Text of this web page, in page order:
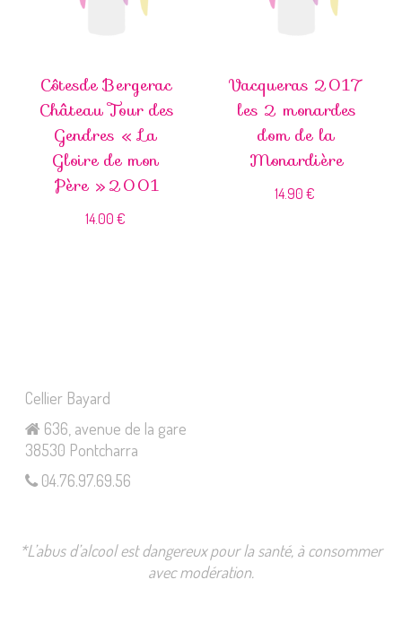
Côtesde Bergerac
Château Tour des
Gendres « La
Gloire de mon
Père » 2001
14.00 €
Vacqueras 2017
les 2 monardes
dom de la
Monardière
14.90€
Cellier Bayard
636, avenue de la gare
38530 Pontcharra
04.76.97.69.56
*L’abus d’alcool est dangereux pour la santé, à consommer
avec modération.